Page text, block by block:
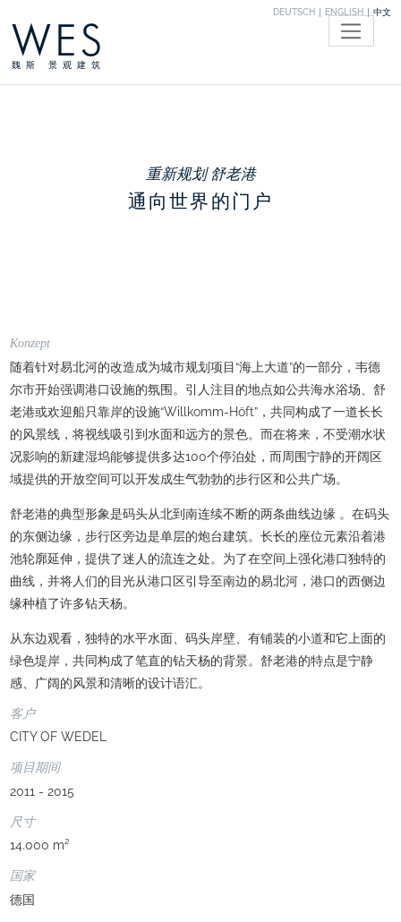
DEUTSCH ENGLISH 中文
WES
魏斯 景观建筑
重新规划 舒老港
通向世界的门户
Konzept
随着针对易北河的改造成为城市规划项目“海上大道”的一部分，韦德
尔市开始强调港口设施的氛围。引人注目的地点如公共海水浴场、舒
老港或欢迎船只靠岸的设施“Willkomm-Höft”，共同构成了一道长长
的风景线，将视线吸引到水面和远方的景色。而在将来，不受潮水状
况影响的新建湿坞能够提供多达100个停泊处，而周围宁静的开阔区
域提供的开放空间可以开发成生气勃勃的步行区和公共广场。
舒老港的典型形象是码头从北到南连续不断的两条曲线边缘 。在码头
的东侧边缘，步行区旁边是单层的炮台建筑。长长的座位元素沿着港
池轮廓延伸，提供了迷人的流连之处。为了在空间上强化港口独特的
曲线，并将人们的目光从港口区引导至南边的易北河，港口的西侧边
缘种植了许多钻天杨。
从东边观看，独特的水平水面、码头岸壁、有铺装的小道和它上面的
绿色堤岸，共同构成了笔直的钻天杨的背景。舒老港的特点是宁静
感、广阔的风景和清晰的设计语汇。
客户
CITY OF WEDEL
项目期间
2011 - 2015
尺寸
14.000 m²
国家
德国